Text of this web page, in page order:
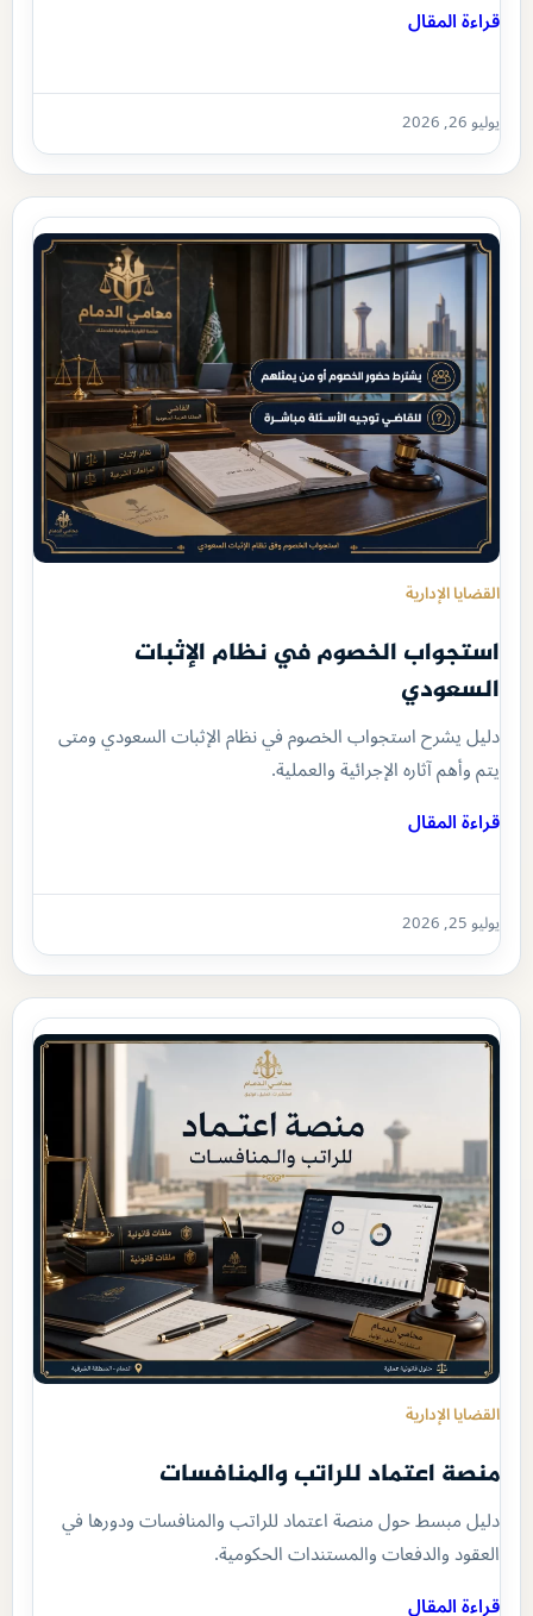
قراءة المقال
يوليو 26, 2026
القضايا الإدارية
استجواب الخصوم في نظام الإثبات
السعودي
دليل يشرح استجواب الخصوم في نظام الإثبات السعودي ومتى
يتم وأهم آثاره الإجرائية والعملية.
قراءة المقال
يوليو 25, 2026
القضايا الإدارية
منصة اعتماد للراتب والمنافسات
دليل مبسط حول منصة اعتماد للراتب والمنافسات ودورها في
العقود والدفعات والمستندات الحكومية.
قراءة المقال